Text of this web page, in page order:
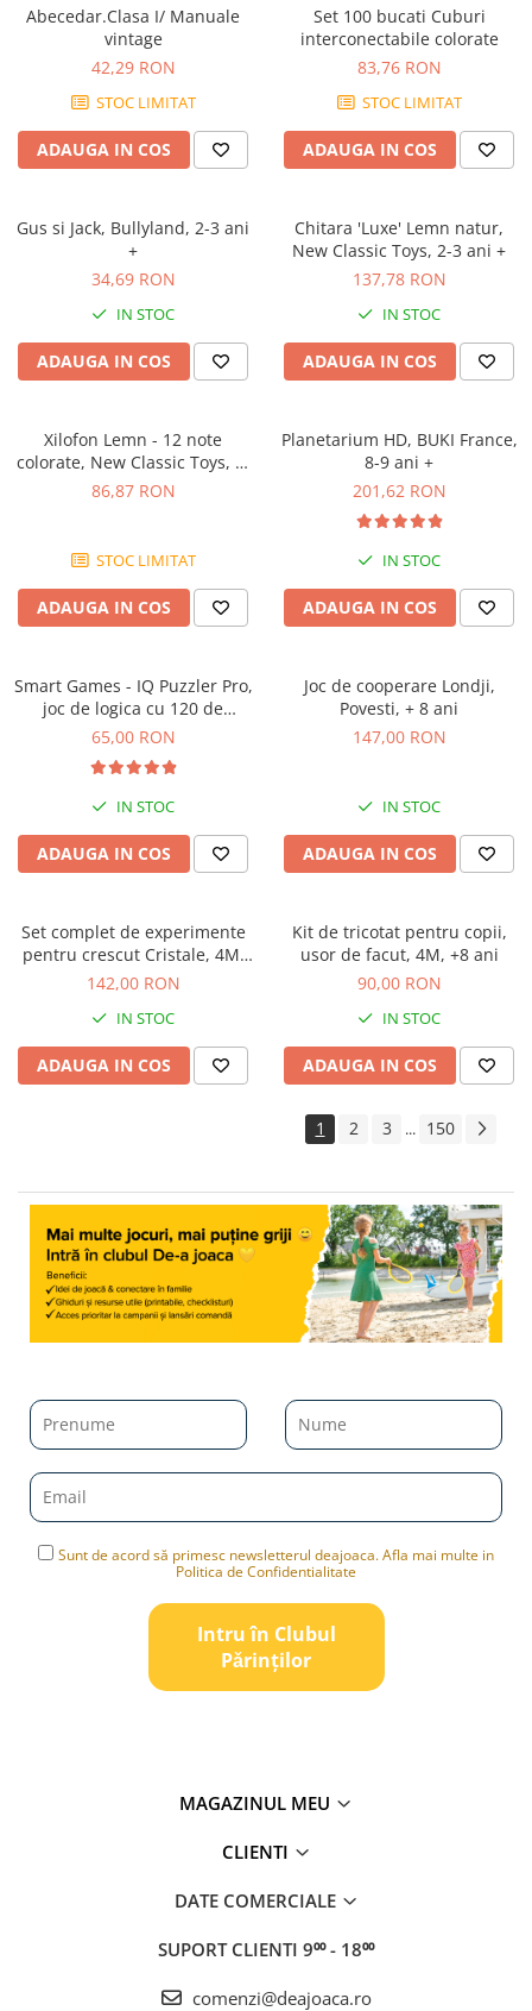
Abecedar.Clasa I/ Manuale
vintage
42,29 RON
STOC LIMITAT
ADAUGA IN COS
Set 100 bucati Cuburi
interconectabile colorate
83,76 RON
STOC LIMITAT
ADAUGA IN COS
Gus si Jack, Bullyland, 2-3 ani
+
34,69 RON
IN STOC
ADAUGA IN COS
Chitara 'Luxe' Lemn natur,
New Classic Toys, 2-3 ani +
137,78 RON
IN STOC
ADAUGA IN COS
Xilofon Lemn - 12 note
colorate, New Classic Toys, 1-
2 ani +
86,87 RON
STOC LIMITAT
ADAUGA IN COS
Planetarium HD, BUKI France,
8-9 ani +
201,62 RON
IN STOC
ADAUGA IN COS
Smart Games - IQ Puzzler Pro,
joc de logica cu 120 de
provocari, 6+ ani
65,00 RON
IN STOC
ADAUGA IN COS
Joc de cooperare Londji,
Povesti, + 8 ani
147,00 RON
IN STOC
ADAUGA IN COS
Set complet de experimente
pentru crescut Cristale, 4M,
+10 ani
142,00 RON
IN STOC
ADAUGA IN COS
Kit de tricotat pentru copii,
usor de facut, 4M, +8 ani
90,00 RON
IN STOC
ADAUGA IN COS
1 2 3 ... 150
Sunt de acord să primesc newsletterul deajoaca. Afla mai multe in
Politica de Confidentialitate
Intru în Clubul
Pǎrinților
MAGAZINUL MEU
CLIENTI
DATE COMERCIALE
SUPORT CLIENTI 9⁰⁰ - 18⁰⁰
comenzi@deajoaca.ro